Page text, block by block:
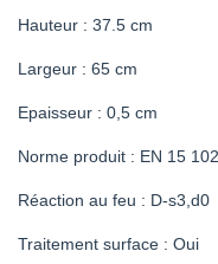
Hauteur : 37.5 cm
Largeur : 65 cm
Epaisseur : 0,5 cm
Norme produit : EN 15 102
Réaction au feu : D-s3,d0
Traitement surface : Oui